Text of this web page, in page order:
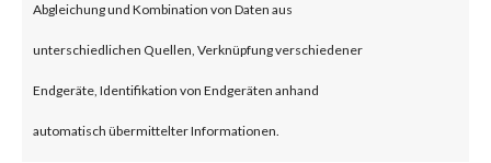
Abgleichung und Kombination von Daten aus
unterschiedlichen Quellen, Verknüpfung verschiedener
Endgeräte, Identifikation von Endgeräten anhand
automatisch übermittelter Informationen.
malware families have
reportedly been deployed.
FortiGuard Labs strongly
recommends all users of